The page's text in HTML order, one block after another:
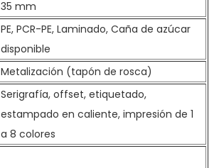
35 mm
PE, PCR-PE, Laminado, Caña de azúcar
disponible
Metalización (tapón de rosca)
Serigrafía, offset, etiquetado,
estampado en caliente, impresión de 1
a 8 colores